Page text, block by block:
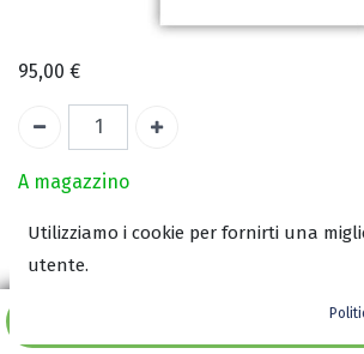
Aggiungi al carrello
95,00 €
A magazzino
Deluxe
Utilizziamo i cookie per fornirti una
utente.